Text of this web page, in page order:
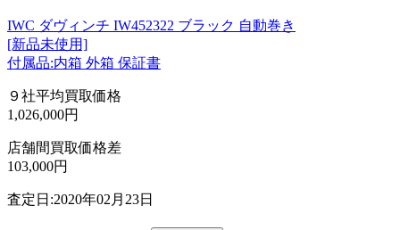
IWC ダヴィンチ IW452322 ブラック 自動巻き
[新品未使用]
付属品:内箱 外箱 保証書
９社平均買取価格
1,026,000円
店舗間買取価格差
103,000円
査定日:2020年02月23日